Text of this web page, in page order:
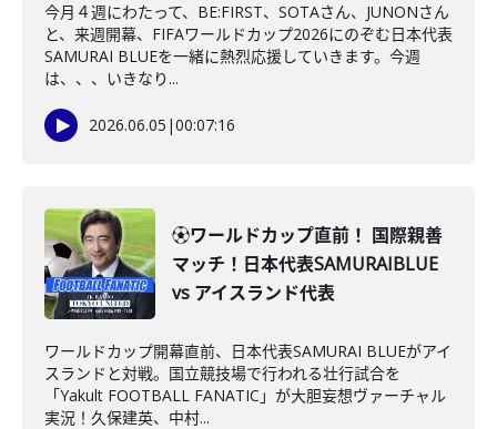
今月４週にわたって、BE:FIRST、SOTAさん、JUNONさん
と、来週開幕、FIFAワールドカップ2026にのぞむ日本代表
SAMURAI BLUEを一緒に熱烈応援していきます。今週
は、、、いきなり...
2026.06.05 |00:07:16
⚽ワールドカップ直前！ 国際親善
マッチ！日本代表SAMURAIBLUE
vs アイスランド代表
ワールドカップ開幕直前、日本代表SAMURAI BLUEがアイ
スランドと対戦。国立競技場で行われる壮行試合を
「Yakult FOOTBALL FANATIC」が大胆妄想ヴァーチャル
実況！久保建英、中村...